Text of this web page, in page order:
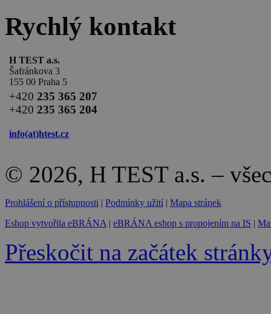
Rychlý kontakt
H TEST a.s.
Šafránkova 3
155 00 Praha 5
+420 235 365 207
+420 235 365 204
info(at)htest.cz
© 2026, H TEST a.s. –
Prohlášení o přístupnosti | Podmínky užití | Mapa stránek
Eshop vytvořila eBRÁNA | eBRÁNA eshop s propojením na IS |
Přeskočit na začátek